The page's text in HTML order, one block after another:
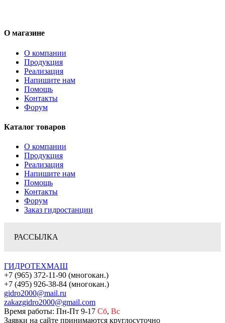
О магазине
О компании
Продукция
Реализация
Напишите нам
Помощь
Контакты
Форум
Каталог товаров
О компании
Продукция
Реализация
Напишите нам
Помощь
Контакты
Форум
Заказ гидростанции
РАССЫЛКА
ГИДРОТЕХМАШ
+7 (965) 372-11-90 (многокан.)
+7 (495) 926-38-84 (многокан.)
gidro2000@mail.ru
zakazgidro2000@gmail.com
Время работы: Пн-Пт 9-17 Сб, Вс
Заявки на сайте принимаются круглосуточно